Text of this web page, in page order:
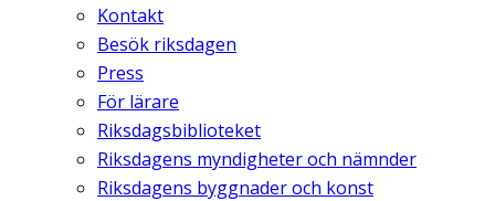
Kontakt
Besök riksdagen
Press
För lärare
Riksdagsbiblioteket
Riksdagens myndigheter och nämnder
Riksdagens byggnader och konst